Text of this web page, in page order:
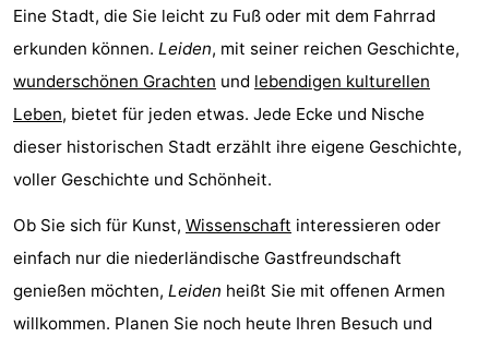
Eine Stadt, die Sie leicht zu Fuß oder mit dem Fahrrad
erkunden können. Leiden, mit seiner reichen Geschichte,
wunderschönen Grachten und lebendigen kulturellen
Leben, bietet für jeden etwas. Jede Ecke und Nische
dieser historischen Stadt erzählt ihre eigene Geschichte,
voller Geschichte und Schönheit.
Ob Sie sich für Kunst, Wissenschaft interessieren oder
einfach nur die niederländische Gastfreundschaft
genießen möchten, Leiden heißt Sie mit offenen Armen
willkommen. Planen Sie noch heute Ihren Besuch und